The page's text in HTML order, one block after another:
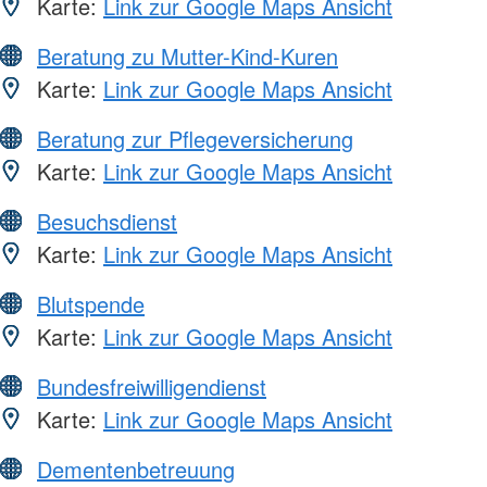
Beratung zu Mutter-Kind-Kuren
Karte: Link zur Google Maps Ansicht
Beratung zur Pflegeversicherung
Karte: Link zur Google Maps Ansicht
Besuchsdienst
Karte: Link zur Google Maps Ansicht
Blutspende
Karte: Link zur Google Maps Ansicht
Bundesfreiwilligendienst
Karte: Link zur Google Maps Ansicht
Dementenbetreuung